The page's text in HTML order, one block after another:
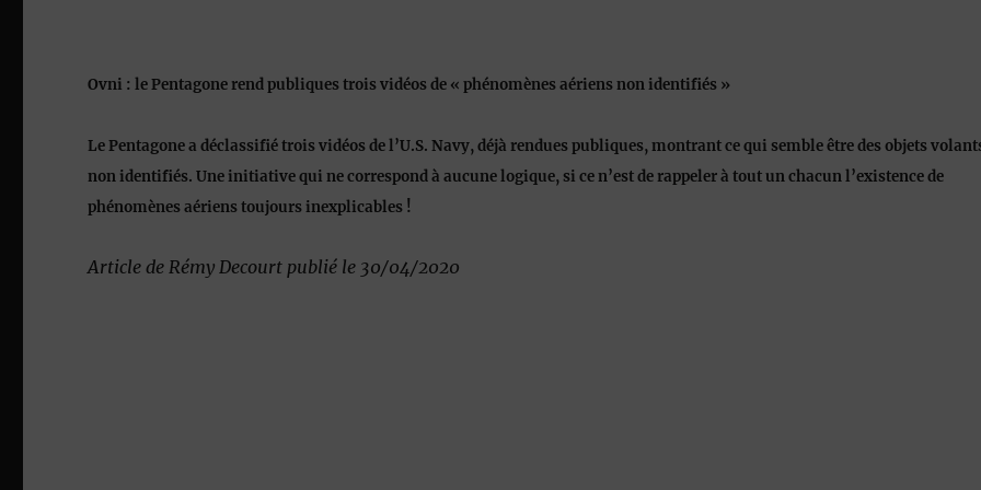
Ovni : le Pentagone rend publiques trois vidéos de « phénomènes aériens non identifiés »
Le Pentagone a déclassifié trois vidéos de l’U.S. Navy, déjà rendues publiques, montrant ce qui semble être des objets
non identifiés. Une initiative qui ne correspond à aucune logique, si ce n’est de rappeler à tout un chacun l’existence de
phénomènes aériens toujours inexplicables !
Article de Rémy Decourt publié le 30/04/2020